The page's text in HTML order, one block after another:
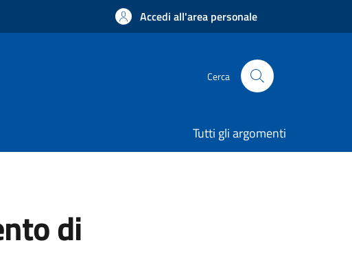
Accedi all'area personale
Cerca
Tutti gli argomenti
di